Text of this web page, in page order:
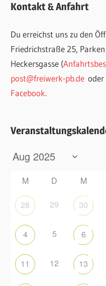
Kontakt & Anfahrt
Du erreichst uns zu den
Friedrichstraße 25,
Heckersgasse (
post@freiwerk-pb.de oder
Facebook.
M D M
28 29 30
4 5 6
11 12 13